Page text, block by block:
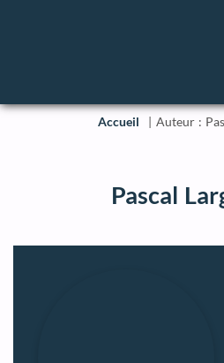
Accueil Auteur :
Pascal